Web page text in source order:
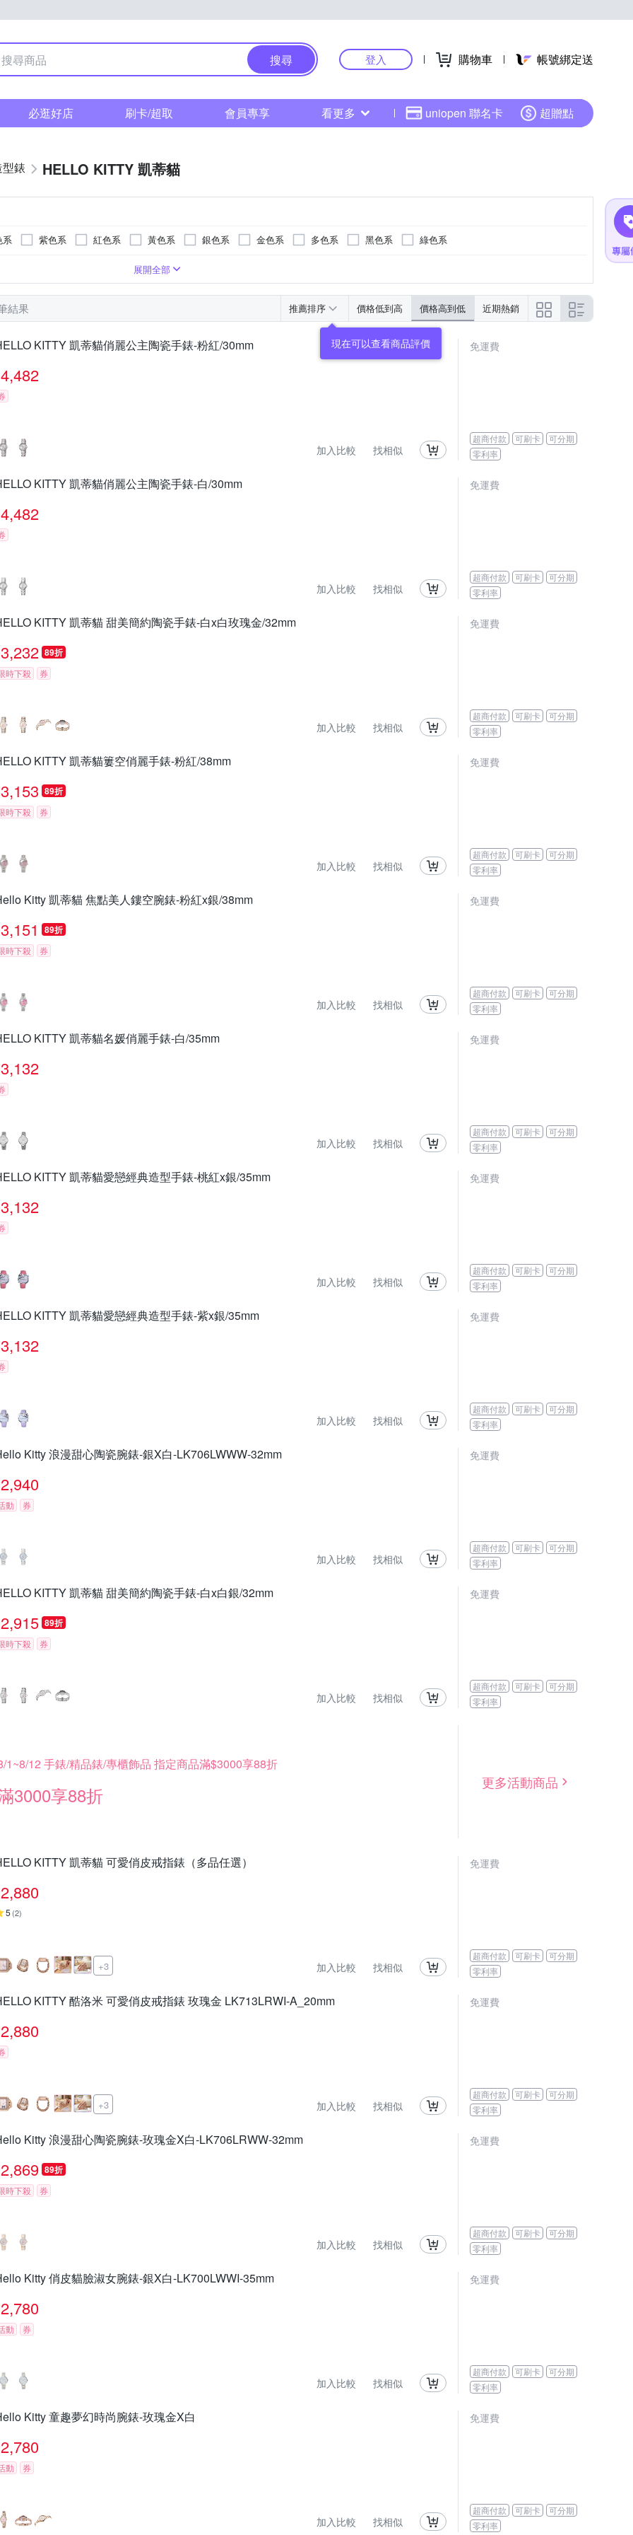
搜尋 登入 購物車 帳號綁定送
必逛好店 刷卡/超取 會員專享 看更多 uniopen 聯名卡 超贈點
錶 HELLO KITTY 凱蒂貓
系 紫色系 紅色系 黃色系 銀色系 金色系 多色系 黑色系
綠色系
紫色系 白色系
蝴蝶釦
橡膠/塑膠/矽膠/樹脂錶帶
壓克力鏡面
展開全部
結果 推薦排序 價格低到高 價格高到低 近期熱銷
KITTY 凱蒂貓俏麗公主陶瓷手錶-粉紅/30mm
4,482
加入比較 找相似
免運費
超商付款 可刷卡
可分期
零利率
KITTY 凱蒂貓俏麗公主陶瓷手錶-白/30mm
4,482
加入比較 找相似
免運費
超商付款 可刷卡
可分期
零利率
KITTY 凱蒂貓 甜美簡約陶瓷手錶-白x白玫瑰金/32mm
3,232 89折
時下殺 券
加入比較 找相似
免運費
超商付款 可刷卡
可分期
零利率
KITTY 凱蒂貓簍空俏麗手錶-粉紅/38mm
3,153 89折
時下殺 券
加入比較 找相似
免運費
超商付款 可刷卡
可分期
零利率
Kitty 凱蒂貓 焦點美人鏤空腕錶-粉紅x銀/38mm
3,151 89折
時下殺 券
加入比較 找相似
免運費
超商付款 可刷卡
可分期
零利率
KITTY 凱蒂貓名媛俏麗手錶-白/35mm
3,132
加入比較 找相似
免運費
超商付款 可刷卡
可分期
零利率
KITTY 凱蒂貓愛戀經典造型手錶-桃紅x銀/35mm
3,132
加入比較 找相似
免運費
超商付款 可刷卡
可分期
零利率
KITTY 凱蒂貓愛戀經典造型手錶-紫x銀/35mm
3,132
加入比較 找相似
免運費
超商付款 可刷卡
可分期
零利率
Kitty 浪漫甜心陶瓷腕錶-銀X白-LK706LWWW-32mm
2,940
動 券
加入比較 找相似
免運費
超商付款 可刷卡
可分期
零利率
KITTY 凱蒂貓 甜美簡約陶瓷手錶-白x白銀/32mm
2,915 89折
時下殺 券
加入比較 找相似
免運費
超商付款 可刷卡
可分期
零利率
1~8/12 手錶/精品錶/專櫃飾品 指定商品滿$3000享88折
3000享88折
更多活動商品
KITTY 凱蒂貓 可愛俏皮戒指錶（多品任選）
2,880
5 (2)
+3 加入比較 找相似
免運費
超商付款 可刷卡
可分期
零利率
KITTY 酷洛米 可愛俏皮戒指錶 玫瑰金 LK713LRWI-A_20mm
2,880
+3 加入比較 找相似
免運費
超商付款 可刷卡
可分期
零利率
Kitty 浪漫甜心陶瓷腕錶-玫瑰金X白-LK706LRWW-32mm
2,869 89折
時下殺 券
加入比較 找相似
免運費
超商付款 可刷卡
可分期
零利率
Kitty 俏皮貓臉淑女腕錶-銀X白-LK700LWWI-35mm
2,780
動 券
加入比較 找相似
免運費
超商付款 可刷卡
可分期
零利率
Kitty 童趣夢幻時尚腕錶-玫瑰金X白
2,780
動 券
加入比較 找相似
免運費
超商付款 可刷卡
可分期
零利率